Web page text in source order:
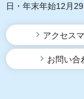
日・年末年始12月
アクセス
お問い合